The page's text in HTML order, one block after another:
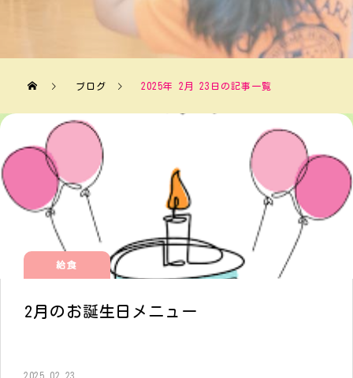
ブログ 2025年 2月 23日の記事一覧
給食
2月のお誕生日メニュー
2025.02.23